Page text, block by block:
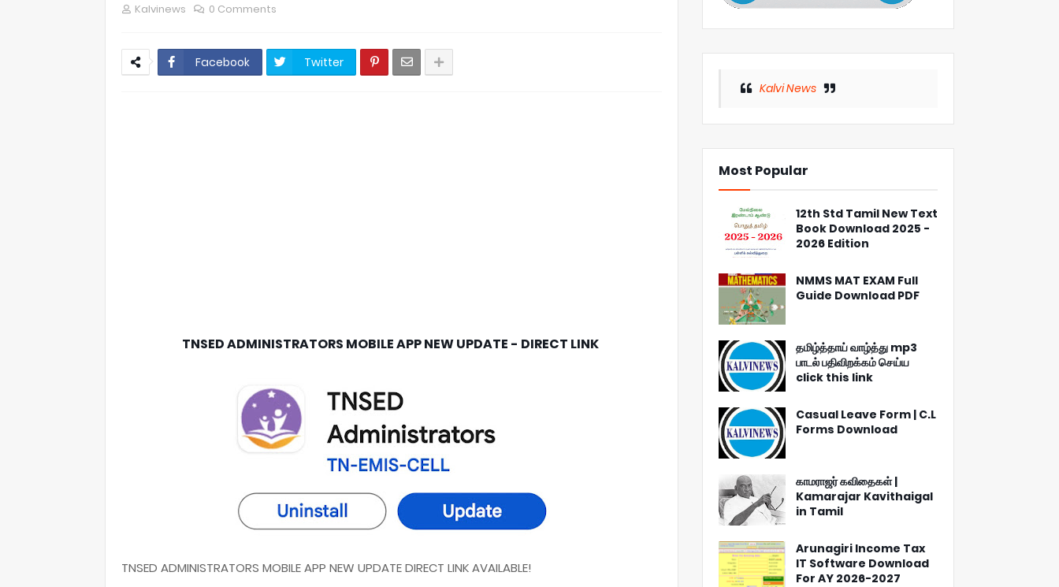
Kalvinews 0 Comments
Facebook Twitter
TNSED ADMINISTRATORS MOBILE APP NEW UPDATE - DIRECT LINK
TNSED ADMINISTRATORS MOBILE APP NEW UPDATE DIRECT LINK AVAILABLE!
Kalvi News
Most Popular
12th Std Tamil New Text
Book Download 2025 -
2026 Edition
NMMS MAT EXAM Full
Guide Download PDF
தமிழ்த்தாய் வாழ்த்து mp3
பாடல் பதிவிறக்கம் செய்ய
click this link
Casual Leave Form | C.L
Forms Download
காமராஜர் கவிதைகள் |
Kamarajar Kavithaigal
in Tamil
Arunagiri Income Tax
IT Software Download
For AY 2026-2027